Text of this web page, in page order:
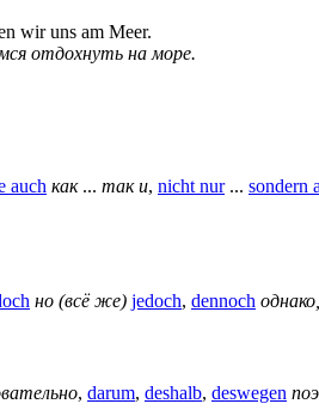
wir uns am Meer.
отдохнуть на море.
auch как... так и, nicht nur... sondern
но (всё же) jedoch, dennoch
, darum, deshalb, deswegen